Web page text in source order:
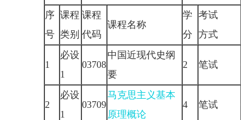
序
号
课程
类别
课程
代码
课程名称
学
分
考试
方式
1
必设
1
03708
中国近现代史纲
要
2 笔试
2
必设
1
03709
马克思主义基本
原理概论
4 笔试